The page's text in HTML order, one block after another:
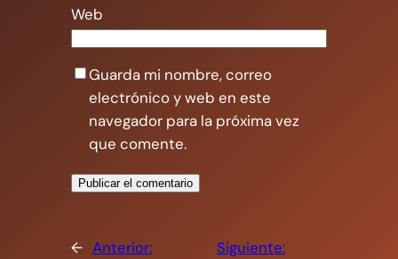
Web
Guarda mi nombre, correo
electrónico y web en este
navegador para la próxima vez
que comente.
← Anterior:
Siguiente: